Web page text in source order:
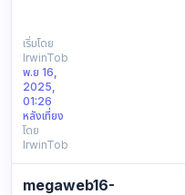
ДОСТУПНЫХ
ССЫЛОК
ДЛЯ
ВХОДА
НА
MEGA:
Зеркала
—
это
เริ่มโดย
IrwinTob
พ.ย 16,
2025,
01:26
หลังเที่ยง
โดย
IrwinTob
megaweb16-